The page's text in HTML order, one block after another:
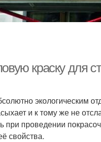
краску для
экологическим
и к тому же не
проведении
свойства.